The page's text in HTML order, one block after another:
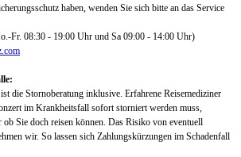
haben, wenden Sie sich bitte an das Service
Fr. 08:30 - 19:00 Uhr und Sa 09:00 - 14:00 Uhr)
die Stornoberatung inklusive. Erfahrene Reisemediziner
im Krankheitsfall sofort storniert werden muss,
ob Sie doch reisen können. Das Risiko von eventuell
wir. So lassen sich Zahlungskürzungen im Schadenfall